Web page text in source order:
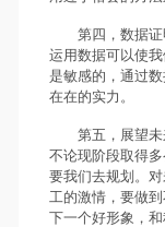
第四，数据证
运用数据可以使
是敏感的，通过
在在的实力。
第五，展望
不论现阶段取得
要我们去规划。
工的激情，要做
下一个好形象，和